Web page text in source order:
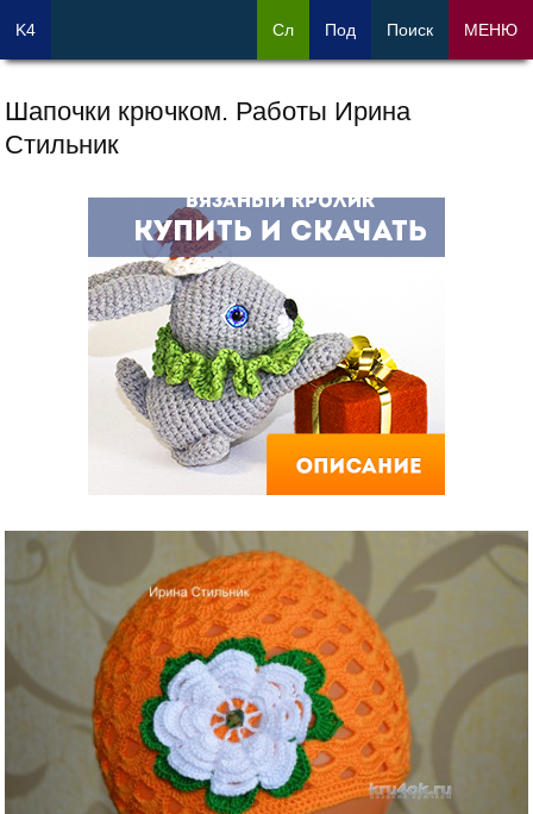
Шапочки крючком. Работы Ирина
Стильник
K4 Сл Под Поиск МЕНЮ